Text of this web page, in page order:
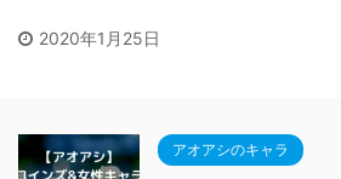
2020年1月25日
アオアシのキャラ